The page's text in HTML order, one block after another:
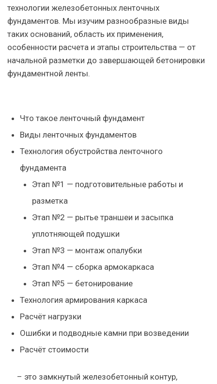
технологии железобетонных ленточных
фундаментов. Мы изучим разнообразные виды
таких оснований, область их применения,
особенности расчета и этапы строительства — от
начальной разметки до завершающей бетонировки
фундаментной ленты.
Что такое ленточный фундамент
Виды ленточных фундаментов
Технология обустройства ленточного
фундамента
Этап №1 — подготовительные работы и
разметка
Этап №2 — рытье траншеи и засыпка
уплотняющей подушки
Этап №3 — монтаж опалубки
Этап №4 — сборка армокаркаса
Этап №5 — бетонирование
Технология армирования каркаса
Расчёт нагрузки
Ошибки и подводные камни при возведении
Расчёт стоимости
– это замкнутый железобетонный контур,